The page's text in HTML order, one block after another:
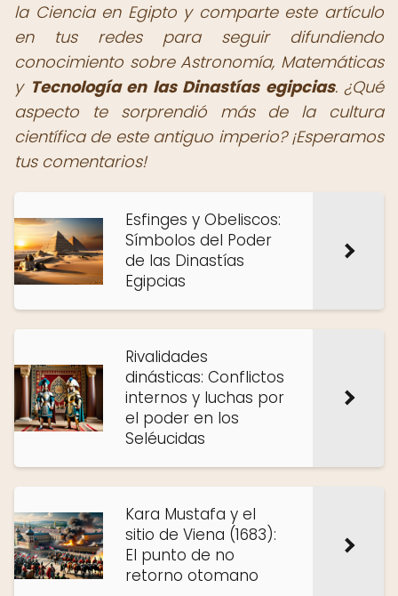
la Ciencia en Egipto y comparte este artículo
en tus redes para seguir difundiendo
conocimiento sobre Astronomía, Matemáticas
y Tecnología en las Dinastías egipcias. ¿Qué
aspecto te sorprendió más de la cultura
científica de este antiguo imperio?¡Esperamos
tus comentarios!
Esfinges y Obeliscos:
Símbolos del Poder
de las Dinastías
Egipcias
Rivalidades
dinásticas: Conflictos
internos y luchas por
el poder en los
Seléucidas
Kara Mustafa y el
sitio de Viena (1683):
El punto de no
retorno otomano